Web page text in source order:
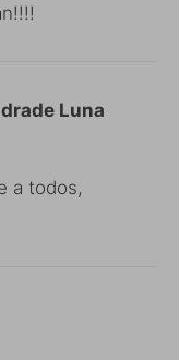
Luna
a todos,